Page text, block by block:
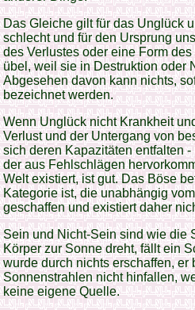
Das Gleiche gilt für das Unglück
schlecht und für den Ursprung
des Verlustes oder eine Form
übel, weil sie in Destruktion oder
Abgesehen davon kann nichts,
bezeichnet werden.
Wenn Unglück nicht Krankheit
Verlust und der Untergang von
sich deren Kapazitäten entfalten
der aus Fehlschlägen
Welt existiert, ist gut. Das Böse
Kategorie ist, die unabhängig
geschaffen und existiert daher
Sein und Nicht-Sein sind wie die
Körper zur Sonne dreht, fällt ein
wurde durch nichts erschaffen,
Sonnenstrahlen nicht hinfallen,
keine eigene Quelle.